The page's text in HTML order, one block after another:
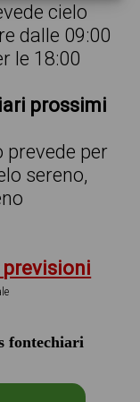
cielo
dalle 09:00
le 18:00
prossimi
per
sereno,
fontechiari